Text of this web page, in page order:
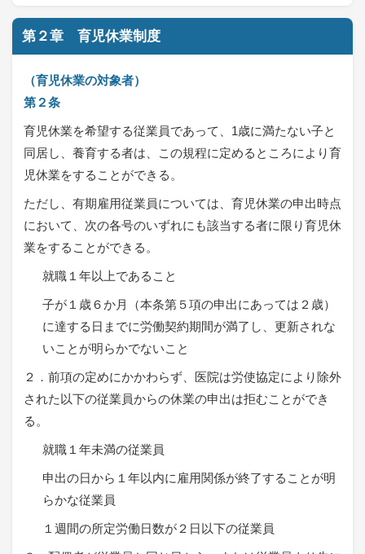
第２章 育児休業制度
（育児休業の対象者）
第２条
育児休業を希望する従業員であって、1歳に満たない子と
同居し、養育する者は、この規程に定めるところにより育
児休業をすることができる。
ただし、有期雇用従業員については、育児休業の申出時点
において、次の各号のいずれにも該当する者に限り育児休
業をすることができる。
就職１年以上であること
子が１歳６か月（本条第５項の申出にあっては２歳）
に達する日までに労働契約期間が満了し、更新されな
いことが明らかでないこと
２．前項の定めにかかわらず、医院は労使協定により除外
された以下の従業員からの休業の申出は拒むことができ
る。
就職１年未満の従業員
申出の日から１年以内に雇用関係が終了することが明
らかな従業員
１週間の所定労働日数が２日以下の従業員